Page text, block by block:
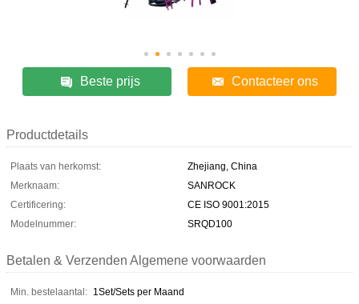
Beste prijs Contacteer ons
Productdetails
Plaats van herkomst:
Zhejiang, China
Merknaam:
SANROCK
Certificering:
CE ISO 9001:2015
Modelnummer:
SRQD100
Betalen & Verzenden Algemene voorwaarden
Min. bestelaantal: 1Set/Sets per Maand